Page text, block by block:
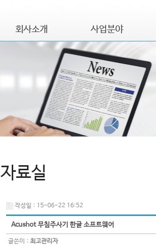
회사소개 사업분야
자료실
작성일 : 15-06-22 16:52
Acushot 무침주사기 한글 소프트웨어
글쓴이 : 최고관리자